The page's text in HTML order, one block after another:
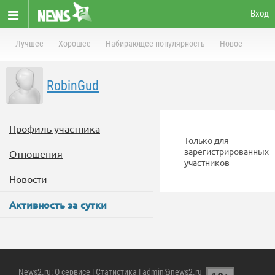
Вход
Лучшее Хорошее Набирающее популярность Новое
RobinGud
Профиль участника
Отношения
Новости
Активность за сутки
Только для
зарегистрированных
участников
News2.ru: О сервисе | Статистика | admin@news2.ru